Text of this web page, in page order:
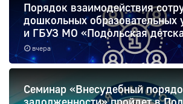
вчера
Порядок взаимодействия
дошкольных образовательных
и ГБУЗ МО «Подольская
Семинар «Внесудебный